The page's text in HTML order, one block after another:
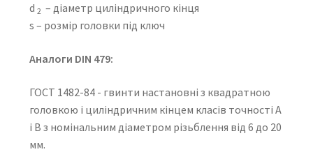
d 2 – діаметр циліндричного кінця
s – розмір головки під ключ
Аналоги DIN 479:
ГОСТ 1482-84 - гвинти настановні з квадратною
головкою і циліндричним кінцем класів точності А
і В з номінальним діаметром різьблення від 6 до 20
мм.